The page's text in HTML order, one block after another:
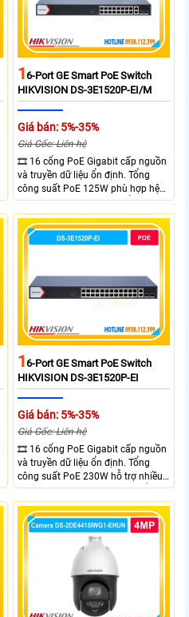
16-Port GE Smart PoE Switch
HIKVISION DS-3E1520P-EI/M
Giá bán: 5%-35%
Giá Gốc: Liên hệ
🎞 16 cổng PoE Gigabit cấp nguồn
và truyền dữ liệu ổn định. Tổng
công suất PoE 125W phù hợp hệ
thống camera IP vừa. 2 cổng RJ45
Gigabit và 2 cổng quang SFP mở
rộng linh hoạt. Hỗ trợ truyền PoE
xa tối đa lên đến 300 mét.
16-Port GE Smart PoE Switch
HIKVISION DS-3E1520P-EI
Giá bán: 5%-35%
Giá Gốc: Liên hệ
🎞 16 cổng PoE Gigabit cấp nguồn
và truyền dữ liệu ổn định. Tổng
công suất PoE 230W hỗ trợ nhiều
thiết bị cùng lúc. Tốc độ chuyển
mạch 68Gbps đảm bảo hiệu suất
cao ổn định. Hỗ trợ truyền PoE xa
lên đến 300m cho hệ thống